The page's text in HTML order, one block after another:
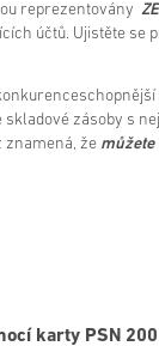
reprezentovány
účtů. Ujistěte se
zásoby s
znamená, že můžete
karty PSN